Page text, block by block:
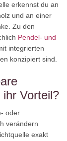
erkennst du an
und an einer
Zu den
Pendel- und
integrierten
konzipiert sind.
Vorteil?
oder
verändern
exakt